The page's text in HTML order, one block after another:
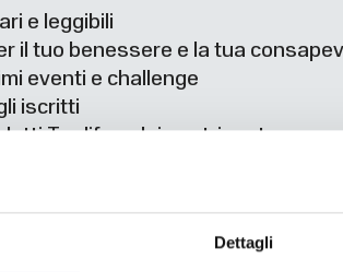
Dettagli
e leggibili
il tuo benessere e la tua
eventi e challenge
iscritti
Toplife e dei nostri partner
chi vuole capire, scegliere e